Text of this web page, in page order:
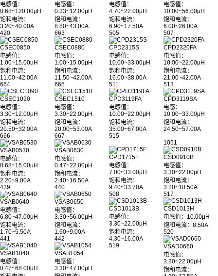
电感值：
0.68~120.00μH
饱和电流：
3.20~40.00A
420
电感值：
0.33~12.00μH
饱和电流：
8.80~43.00A
663
CSEC0850
电感值：
1.00~15.00μH
饱和电流：
11.00~42.00A
664
CSEC0880
电感值：
1.00~15.00μH
饱和电流：
11.50~42.00A
665
CSEC1090
电感值：
3.30~12.00μH
饱和电流：
20.50~32.00A
666
CSEC1510
电感值：
3.30~22.00μH
饱和电流：
20.00~53.00A
667
VSAB0530
电感值：
0.68~15.00μH
饱和电流：
2.20~9.00A
439
VSAB0630
电感值：
0.47~22.00μH
饱和电流：
2.40~16.50A
440
VSAB0640
电感值：
6.80~47.00μH
饱和电流：
1.70~5.50A
441
VSAB0650
电感值：
3.30~56.00μH
饱和电流：
1.60~9.00A
442
VSAB1040
电感值：
0.47~68.00μH
VSAB1054
电感值：
3.30~47.00μH
电感值：
4.70~22.00μH
饱和电流：
6.90~17.50A
505
电感值：
10.00~56.00μH
饱和电流：
6.00~26.00A
507
CPD2315S
电感值：
10.00~33.00μH
饱和电流：
16.00~38.00A
511
CPD2320FA
电感值：
10.00~22.00μH
饱和电流：
21.00~42.00A
513
CPD3119FA
电感值：
10.00~22.00μH
饱和电流：
35.00~67.00A
515
CPD3119SA
电感：
10.00~33.00μH
饱和电流：
24.50~57.00A
1051
CPD1715F
电感值：
7.00~33.00μH
饱和电流：
9.40~33.70A
508
CSD0910B
电感值：
3.30~22.00μH
饱和电流：
3.20~10.50A
517
CSD1013B
电感值：
3.30~22.00μH
饱和电流：
4.30~16.00A
519
CSD1013H
电感值：10.00μH
饱和电流：8.50A
520
VSAD0660
电感值：
3.30~22.00μH
饱和电流：